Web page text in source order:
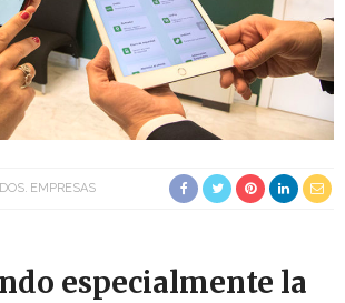
EMPRESAS
especialmente la